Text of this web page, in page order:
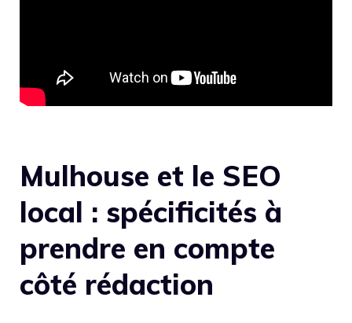
Mulhouse et le SEO
local : spécificités à
prendre en compte
côté rédaction